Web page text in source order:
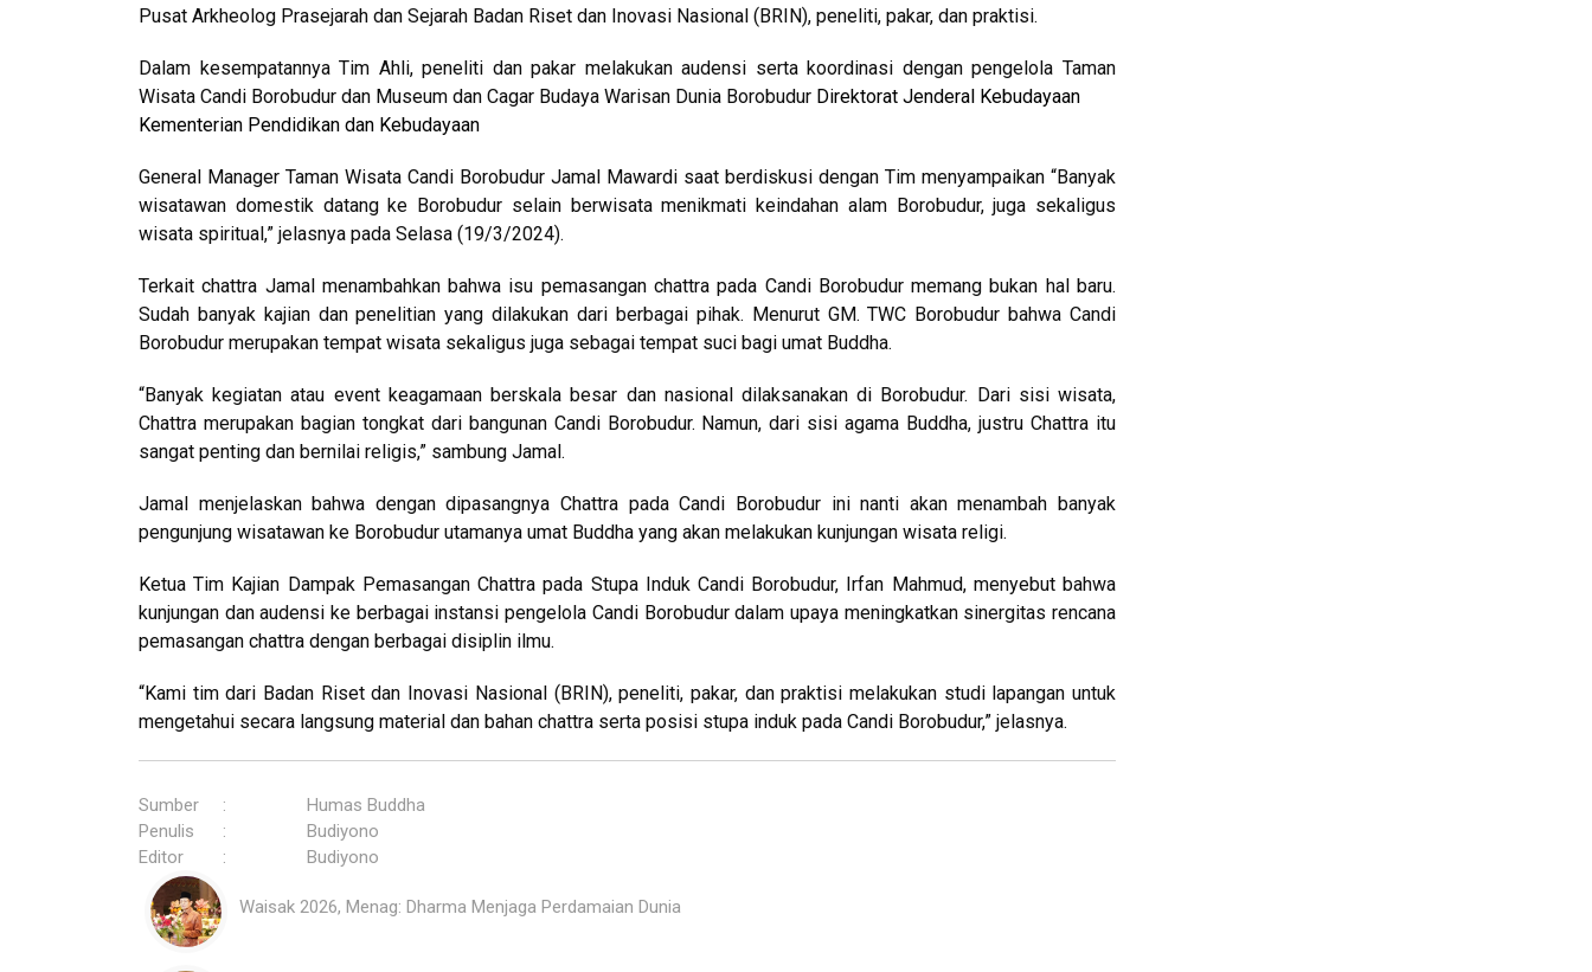
Pusat Arkheolog Prasejarah dan Sejarah Badan Riset dan Inovasi Nasional (BRIN), peneliti, pakar, dan praktisi.
Dalam kesempatannya Tim Ahli, peneliti dan pakar melakukan audensi serta koordinasi dengan pengelola Taman
Wisata Candi Borobudur dan Museum dan Cagar Budaya Warisan Dunia Borobudur Direktorat Jenderal Kebudayaan
Kementerian Pendidikan dan Kebudayaan
General Manager Taman Wisata Candi Borobudur Jamal Mawardi saat berdiskusi dengan Tim menyampaikan “Banyak
wisatawan domestik datang ke Borobudur selain berwisata menikmati keindahan alam Borobudur, juga sekaligus
wisata spiritual,” jelasnya pada Selasa (19/3/2024).
Terkait chattra Jamal menambahkan bahwa isu pemasangan chattra pada Candi Borobudur memang bukan hal baru.
Sudah banyak kajian dan penelitian yang dilakukan dari berbagai pihak. Menurut GM. TWC Borobudur bahwa Candi
Borobudur merupakan tempat wisata sekaligus juga sebagai tempat suci bagi umat Buddha.
“Banyak kegiatan atau event keagamaan berskala besar dan nasional dilaksanakan di Borobudur. Dari sisi wisata,
Chattra merupakan bagian tongkat dari bangunan Candi Borobudur. Namun, dari sisi agama Buddha, justru Chattra itu
sangat penting dan bernilai religis,” sambung Jamal.
Jamal menjelaskan bahwa dengan dipasangnya Chattra pada Candi Borobudur ini nanti akan menambah banyak
pengunjung wisatawan ke Borobudur utamanya umat Buddha yang akan melakukan kunjungan wisata religi.
Ketua Tim Kajian Dampak Pemasangan Chattra pada Stupa Induk Candi Borobudur, Irfan Mahmud, menyebut bahwa
kunjungan dan audensi ke berbagai instansi pengelola Candi Borobudur dalam upaya meningkatkan sinergitas rencana
pemasangan chattra dengan berbagai disiplin ilmu.
“Kami tim dari Badan Riset dan Inovasi Nasional (BRIN), peneliti, pakar, dan praktisi melakukan studi lapangan untuk
mengetahui secara langsung material dan bahan chattra serta posisi stupa induk pada Candi Borobudur,” jelasnya.
Sumber :
Humas Buddha
Penulis
:
Budiyono
Editor
: Budiyono
Waisak 2026, Menag: Dharma Menjaga Perdamaian Dunia